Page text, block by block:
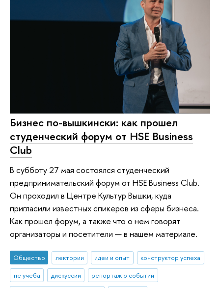
Бизнес по-вышкински: как прошел
студенческий форум от HSE Business
Club
В субботу 27 мая состоялся студенческий
предпринимательский форум от HSE Business Club.
Он проходил в Центре Культур Вышки, куда
пригласили известных спикеров из сферы бизнеса.
Как прошел форум, а также что о нем говорят
организаторы и посетители — в нашем материале.
Общество лектории идеи и опыт
конструктор успеха
не учеба
дискуссии
репортаж о событии